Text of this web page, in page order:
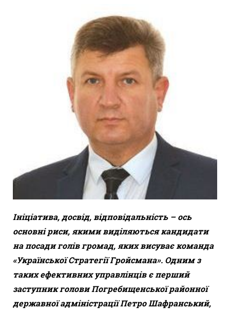
Ініціатива, досвід, відповідальність – ось
основні риси, якими виділяються кандидати
на посади голів громад, яких висуває команда
«Української Стратегії Гройсмана». Одним з
таких ефективних управлінців є перший
заступник голови Погребищенської районної
державної адміністрації Петро Шафранський,